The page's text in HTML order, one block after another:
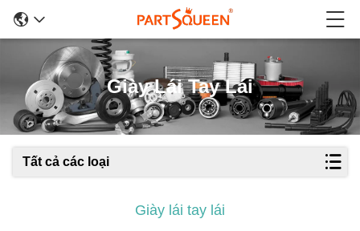
Giày Lái Tay Lái
Tất cả các loại
Giày lái tay lái